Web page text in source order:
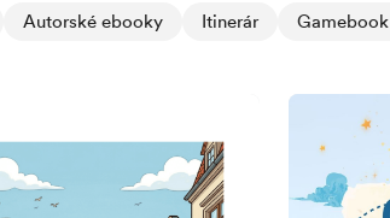
Autorské ebooky Itinerár Gamebook